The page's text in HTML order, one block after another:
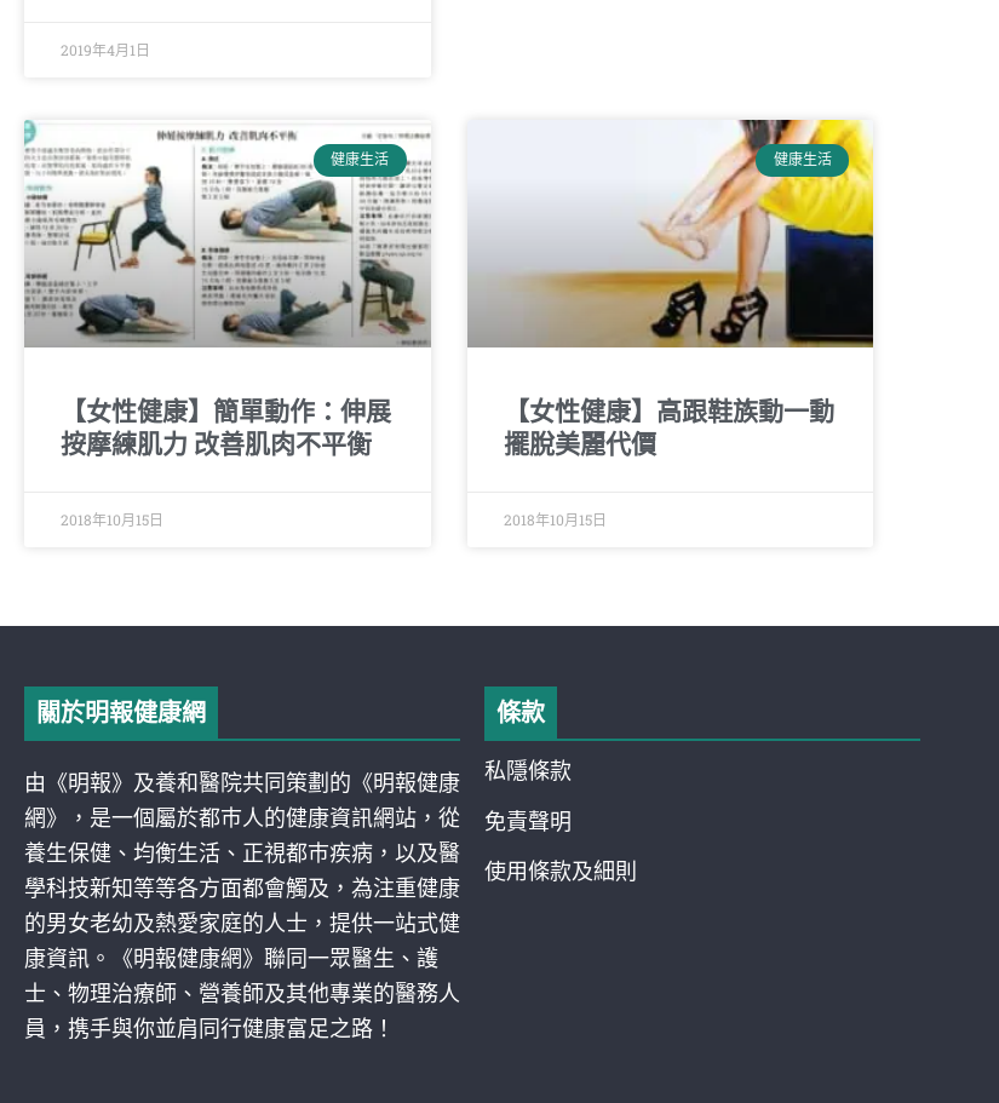
2019年4月1日
健康生活
【女性健康】簡單動作：伸展
按摩練肌力 改善肌肉不平衡
2018年10月15日
健康生活
【女性健康】高跟鞋族動一動
擺脫美麗代價
2018年10月15日
關於明報健康網
由《明報》及養和醫院共同策劃的《明報健康
網》，是一個屬於都巿人的健康資訊網站，從
養生保健、均衡生活、正視都巿疾病，以及醫
學科技新知等等各方面都會觸及，為注重健康
的男女老幼及熱愛家庭的人士，提供一站式健
康資訊。《明報健康網》聯同一眾醫生、護
士、物理治療師、營養師及其他專業的醫務人
員，携手與你並肩同行健康富足之路！
條款
私隱條款
免責聲明
使用條款及細則